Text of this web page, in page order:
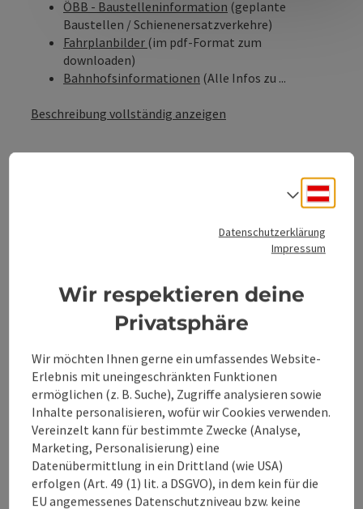
ÖBB - Baustelleninformation (geplante
Baustellen / Schienenersatzverkehre)
Fahrplanbilder (im pdf-Format zum
downloaden)
Bahnhofsinformationen (Alle Infos zu ...
Beschreibung vollständig anzeigen
Anreise/Lage
Eignung
Barrierefreiheit
Datenschutzerklärung
Impressum
Wir respektieren deine
Privatsphäre
Wir möchten Ihnen gerne ein umfassendes Website-
Erlebnis mit uneingeschränkten Funktionen
ermöglichen (z. B. Suche), Zugriffe analysieren sowie
Inhalte personalisieren, wofür wir Cookies verwenden.
Vereinzelt kann für bestimmte Zwecke (Analyse,
Marketing, Personalisierung) eine
Datenübermittlung in ein Drittland (wie USA)
erfolgen (Art. 49 (1) lit. a DSGVO), in dem kein für die
EU angemessenes Datenschutzniveau bzw. keine